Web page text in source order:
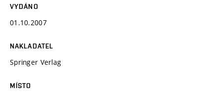
VYDÁNO
01.10.2007
NAKLADATEL
Springer Verlag
MÍSTO